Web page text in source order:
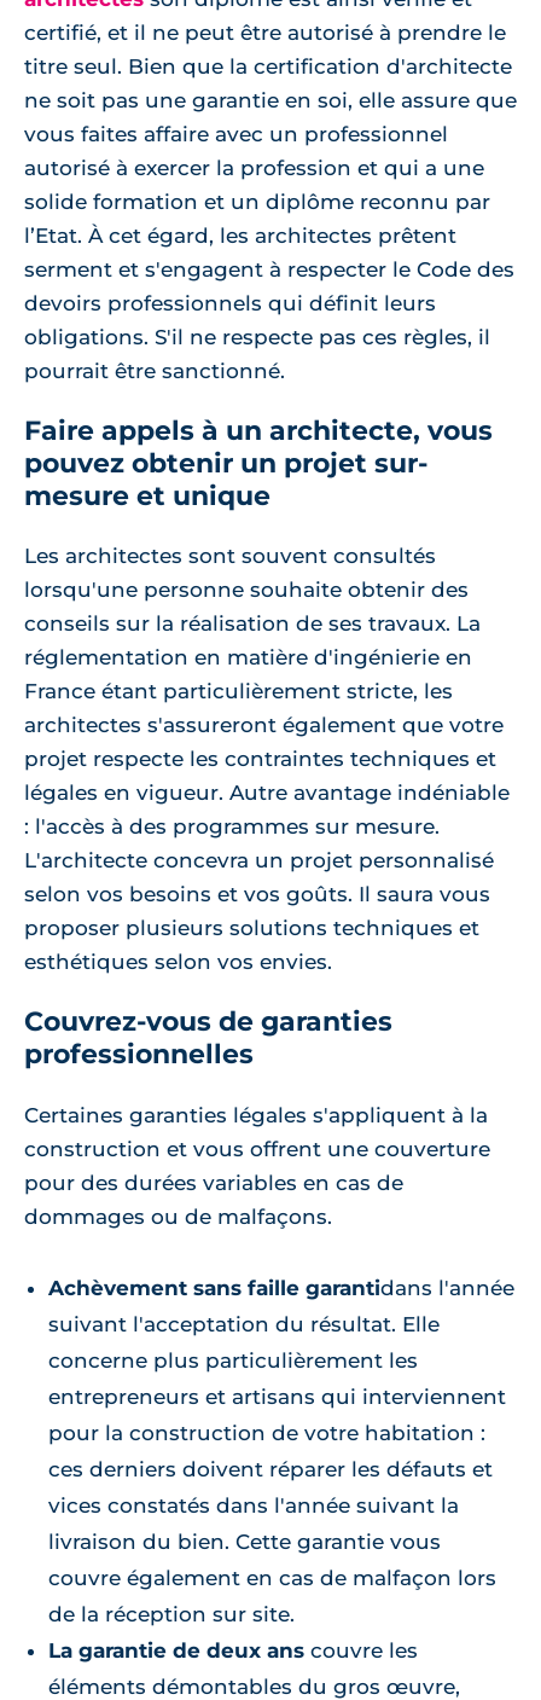
certifié, et il ne peut être autorisé à prendre le
titre seul. Bien que la certification d'architecte
ne soit pas une garantie en soi, elle assure que
vous faites affaire avec un professionnel
autorisé à exercer la profession et qui a une
solide formation et un diplôme reconnu par
l’Etat. À cet égard, les architectes prêtent
serment et s'engagent à respecter le Code des
devoirs professionnels qui définit leurs
obligations. S'il ne respecte pas ces règles, il
pourrait être sanctionné.
Faire appels à un architecte, vous
pouvez obtenir un projet sur-
mesure et unique
Les architectes sont souvent consultés
lorsqu'une personne souhaite obtenir des
conseils sur la réalisation de ses travaux. La
réglementation en matière d'ingénierie en
France étant particulièrement stricte, les
architectes s'assureront également que votre
projet respecte les contraintes techniques et
légales en vigueur. Autre avantage indéniable
: l'accès à des programmes sur mesure.
L'architecte concevra un projet personnalisé
selon vos besoins et vos goûts. Il saura vous
proposer plusieurs solutions techniques et
esthétiques selon vos envies.
Couvrez-vous de garanties
professionnelles
Certaines garanties légales s'appliquent à la
construction et vous offrent une couverture
pour des durées variables en cas de
dommages ou de malfaçons.
Achèvement sans faille garantidans l'année
suivant l'acceptation du résultat. Elle
concerne plus particulièrement les
entrepreneurs et artisans qui interviennent
pour la construction de votre habitation :
ces derniers doivent réparer les défauts et
vices constatés dans l'année suivant la
livraison du bien. Cette garantie vous
couvre également en cas de malfaçon lors
de la réception sur site.
La garantie de deux ans couvre les
éléments démontables du gros œuvre,